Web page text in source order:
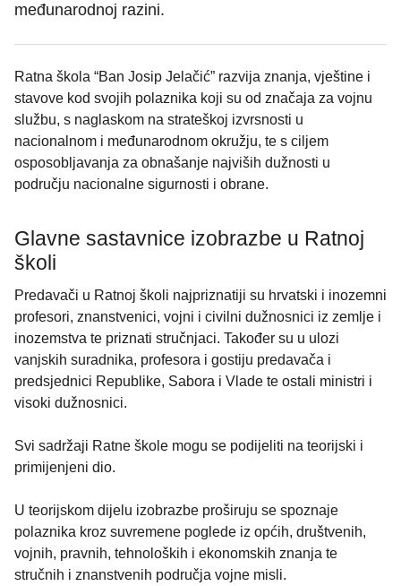
međunarodnoj razini.
Ratna škola “Ban Josip Jelačić” razvija znanja, vještine i
stavove kod svojih polaznika koji su od značaja za vojnu
službu, s naglaskom na strateškoj izvrsnosti u
nacionalnom i međunarodnom okružju, te s ciljem
osposobljavanja za obnašanje najviših dužnosti u
području nacionalne sigurnosti i obrane.
Glavne sastavnice izobrazbe u Ratnoj
školi
Predavači u Ratnoj školi najpriznatiji su hrvatski i inozemni
profesori, znanstvenici, vojni i civilni dužnosnici iz zemlje i
inozemstva te priznati stručnjaci. Također su u ulozi
vanjskih suradnika, profesora i gostiju predavača i
predsjednici Republike, Sabora i Vlade te ostali ministri i
visoki dužnosnici.
Svi sadržaji Ratne škole mogu se podijeliti na teorijski i
primijenjeni dio.
U teorijskom dijelu izobrazbe proširuju se spoznaje
polaznika kroz suvremene poglede iz općih, društvenih,
vojnih, pravnih, tehnoloških i ekonomskih znanja te
stručnih i znanstvenih područja vojne misli.